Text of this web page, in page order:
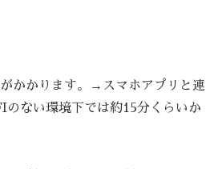
がかかります。→スマホアプリと連
ない環境下では約15分くらいか